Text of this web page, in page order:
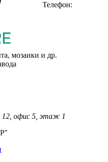
Телефон:
мозаики и др.
12, офис 5, этаж 1